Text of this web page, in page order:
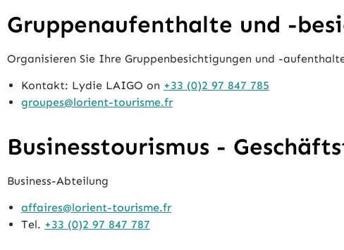
Gruppenaufenthalte und -
Organisieren Sie Ihre Gruppenbesichtigungen und -
Kontakt: Lydie LAIGO on +33 (0)2 97 847 785
groupes@lorient-tourisme.fr
Businesstourismus -
Business-Abteilung
affaires@lorient-tourisme.fr
Tel. +33 (0)2 97 847 787